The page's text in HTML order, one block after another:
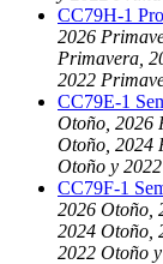
CC79H-1
2026
Primavera,
2022
CC79E-1
Otoño, 2026
Otoño, 2024
Otoño y
CC79F-1
2026 Otoño,
2024 Otoño,
2022 Otoño